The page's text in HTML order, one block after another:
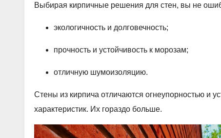
Выбирая кирпичные решения для стен, вы не
экологичность и долговечность;
прочность и устойчивость к морозам;
отличную шумоизоляцию.
Стены из кирпича отличаются огнеупорностью и
характеристик. Их гораздо больше.